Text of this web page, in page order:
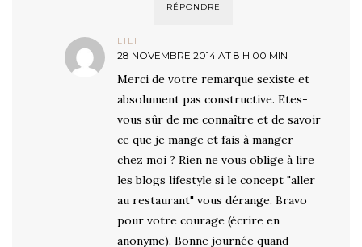
RÉPONDRE
LILI
28 NOVEMBRE 2014 AT 8 H 00 MIN
Merci de votre remarque sexiste et
absolument pas constructive. Etes-
vous sûr de me connaître et de savoir
ce que je mange et fais à manger
chez moi ? Rien ne vous oblige à lire
les blogs lifestyle si le concept "aller
au restaurant" vous dérange. Bravo
pour votre courage (écrire en
anonyme). Bonne journée quand